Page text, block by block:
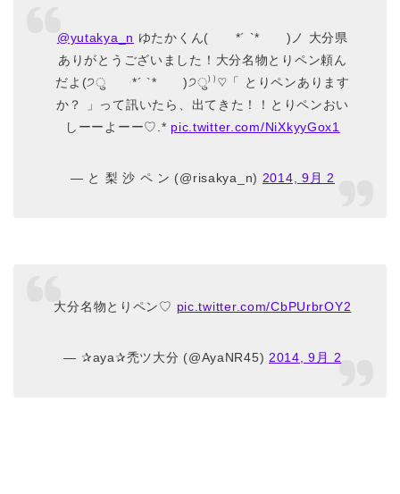
@yutakya_n ゆたかくん( *´ `* )ノ 大分県
ありがとうございました！大分名物とりペン頼ん
だよ(੭ु *´ `* )੭ु⁾⁾♡「 とりペンあります
か？ 」って訊いたら、出てきた！！とりペンおい
しーーよーー♡.* pic.twitter.com/NiXkyyGox1
— と 梨 沙 ペ ン (@risakya_n) 2014, 9月 2
大分名物とりペン♡ pic.twitter.com/CbPUrbrOY2
— ✰aya✰禿ツ大分 (@AyaNR45) 2014, 9月 2